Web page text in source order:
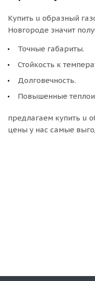
Купить u образный
Новгороде значит
Точные габариты.
Стойкость к
Долговечность.
Повышенные
предлагаем купить u
цены у нас самые